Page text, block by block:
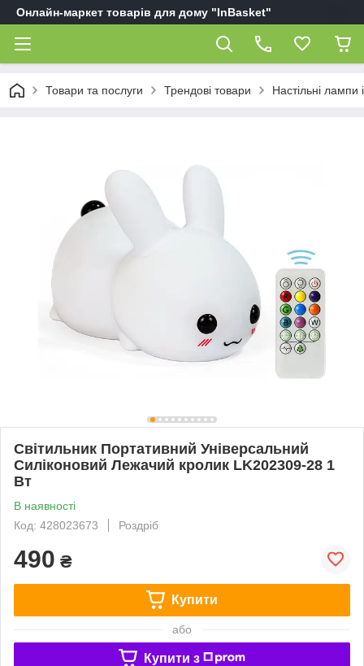
Онлайн-маркет товарів для дому "InBasket"
Товари та послуги Трендові товари Настільні лампи
Світильник Портативний Універсальний
Силіконовий Лежачий кролик LK202309-28 1
Вт
В наявності
Код: 428023673
Роздріб
490 ₴
Купити
або
Купити з